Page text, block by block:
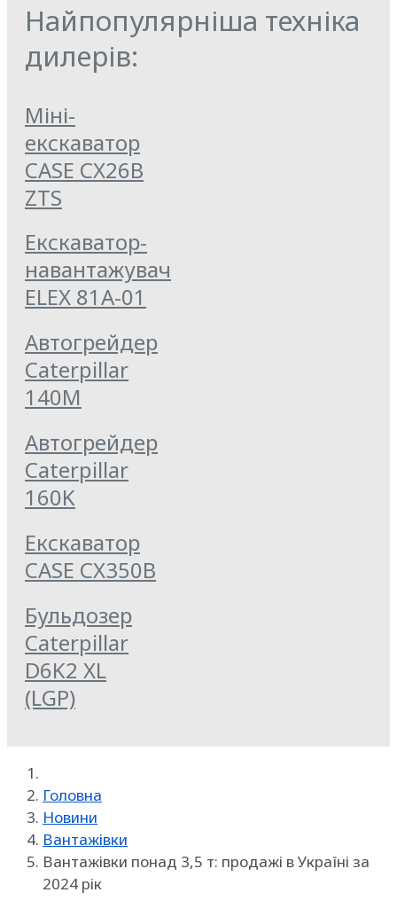
Найпопулярніша техніка
дилерів:
Міні-
екскаватор
CASE CX26B
ZTS
Екскаватор-
навантажувач
ELEX 81А-01
Автогрейдер
Caterpillar
140M
Автогрейдер
Caterpillar
160K
Екскаватор
CASE CX350B
Бульдозер
Caterpillar
D6K2 XL
(LGP)
Головна
Новини
Вантажівки
Вантажівки понад 3,5 т: продажі в Україні за
2024 рік